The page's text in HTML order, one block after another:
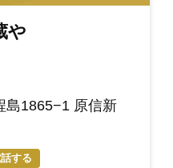
や
島1865−1 原信新
する